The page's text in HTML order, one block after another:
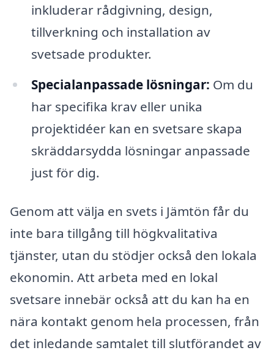
inkluderar rådgivning, design,
tillverkning och installation av
svetsade produkter.
Specialanpassade lösningar: Om du
har specifika krav eller unika
projektidéer kan en svetsare skapa
skräddarsydda lösningar anpassade
just för dig.
Genom att välja en svets i Jämtön får du
inte bara tillgång till högkvalitativa
tjänster, utan du stödjer också den lokala
ekonomin. Att arbeta med en lokal
svetsare innebär också att du kan ha en
nära kontakt genom hela processen, från
det inledande samtalet till slutförandet av